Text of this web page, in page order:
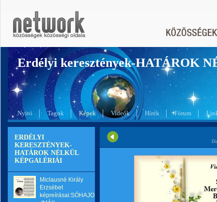
Erdélyi keresztények-HATÁROK
Nyitó Tagok Képek Videók Hírek Fórum
ERDÉLYI
KERESZTÉNYEK-
HATÁROK NÉLKÜL
KÉPGALÉRIÁI
Miclausné Király
Erzsébet
képreírásai:SÓHAJOK